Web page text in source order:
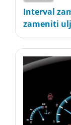
Interval
zameniti